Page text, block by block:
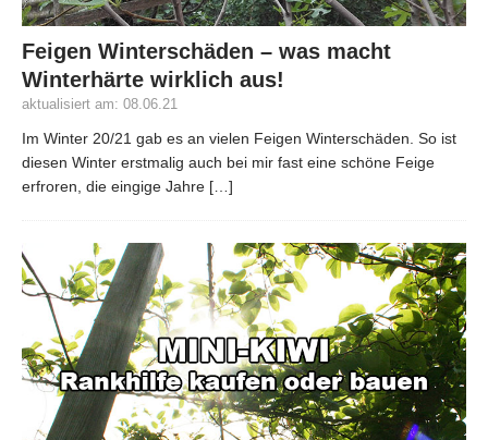
Feigen Winterschäden – was macht
Winterhärte wirklich aus!
aktualisiert am: 08.06.21
Im Winter 20/21 gab es an vielen Feigen Winterschäden. So ist
diesen Winter erstmalig auch bei mir fast eine schöne Feige
erfroren, die eingige Jahre […]